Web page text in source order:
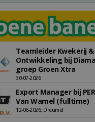
Teamleider Kwekerij &
Ontwikkeling bij
groep Groen Xtra
30-07-2026
Export Manager bij
Van Wamel (fulltime)
12-06-2026, Dreumel